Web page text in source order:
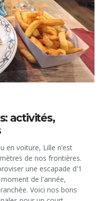
activités,
en voiture, Lille n’est
de nos frontières.
une escapade d'1
de l'année,
Voici nos bons